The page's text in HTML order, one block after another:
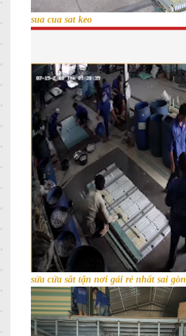
sua cua sat keo
sửa cửa sắt tận nơi gái rẻ nhất sai gòn